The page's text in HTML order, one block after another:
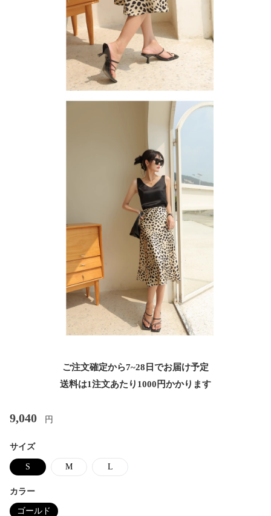
ご注文確定から7~28日でお届け予定
送料は1注文あたり 1000 円かかります
9,040 円
サイズ
S M L
カラー
ゴールド